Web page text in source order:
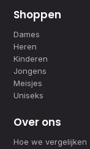
Shoppen
Dames
Heren
Kinderen
Jongens
Meisjes
Uniseks
Over ons
Hoe we vergelijken